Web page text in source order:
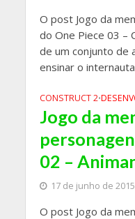
O post Jogo da
do One Piece 03 –
de um conjunto de
ensinar o
CONSTRUCT 2•
Jogo da
02 –
17 de junho de 2015
O post Jogo da